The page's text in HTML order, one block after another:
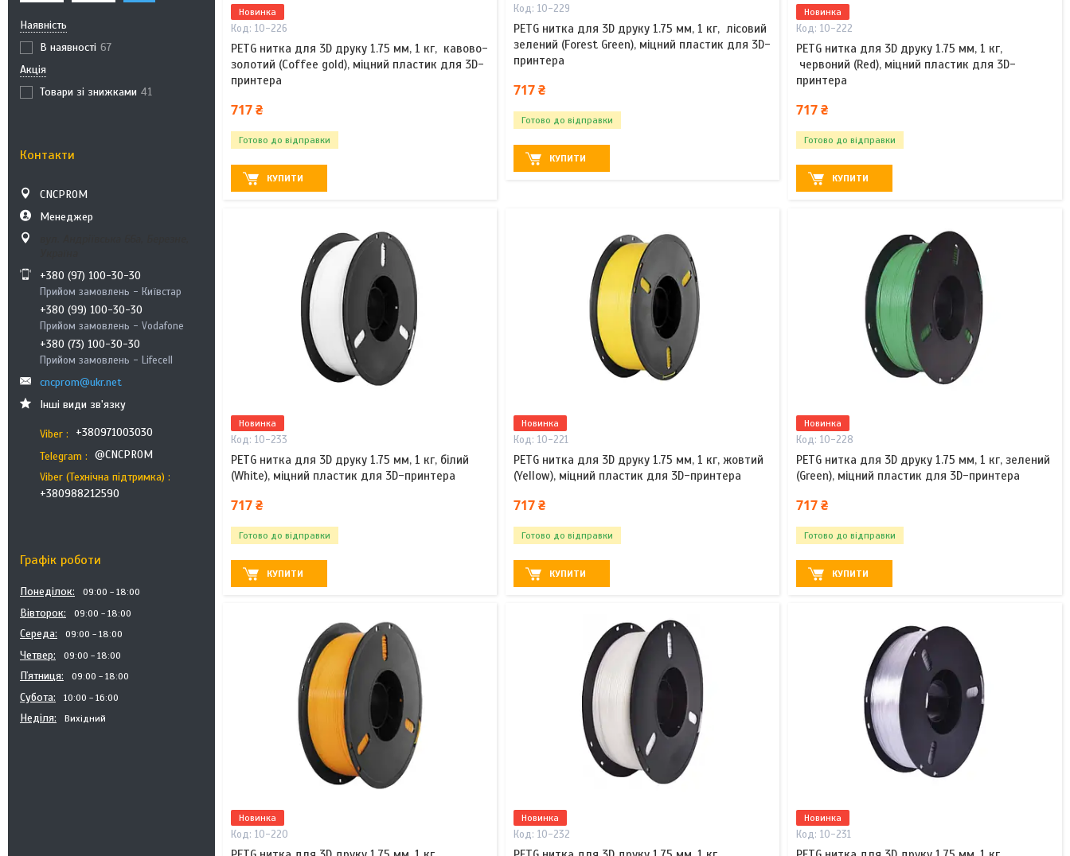
Наявність
В наявності 67
Акція
Товари зі знижками 41
Контакти
CNCPROM
Менеджер
+380 (97) 100-30-30
Прийом замовлень - Київстар
+380 (99) 100-30-30
Прийом замовлень - Vodafone
+380 (73) 100-30-30
Прийом замовлень - Lifecell
cncprom@ukr.net
Інші види зв'язку
Viber
+380971003030
Telegram
@CNCPROM
Viber (Технічна підтримка)
+380988212590
Графік роботи
Понеділок 09:00 18:00
Вівторок 09:00 18:00
Середа 09:00 18:00
Четвер 09:00 18:00
Пʼятниця 09:00 18:00
Субота 10:00 16:00
Неділя Вихідний
Новинка
10-226
PETG нитка для 3D друку 1.75 мм, 1 кг, кавово-
золотий (Coffee gold), міцний пластик для 3D-
принтера
717 ₴
Готово до відправки
КУПИТИ
10-229
PETG нитка для 3D друку 1.75 мм, 1 кг, лісовий
зелений (Forest Green), міцний пластик для 3D-
принтера
717 ₴
Готово до відправки
КУПИТИ
Новинка
10-222
PETG нитка для 3D друку 1.75 мм, 1 кг,
червоний (Red), міцний пластик для 3D-
принтера
717 ₴
Готово до відправки
КУПИТИ
Новинка
10-233
PETG нитка для 3D друку 1.75 мм, 1 кг, білий
(White), міцний пластик для 3D-принтера
717 ₴
Готово до відправки
КУПИТИ
Новинка
10-221
PETG нитка для 3D друку 1.75 мм, 1 кг, жовтий
(Yellow), міцний пластик для 3D-принтера
717 ₴
Готово до відправки
КУПИТИ
Новинка
10-228
PETG нитка для 3D друку 1.75 мм, 1 кг, зелений
(Green), міцний пластик для 3D-принтера
717 ₴
Готово до відправки
КУПИТИ
Новинка
10-220
Новинка
10-232
Новинка
10-231